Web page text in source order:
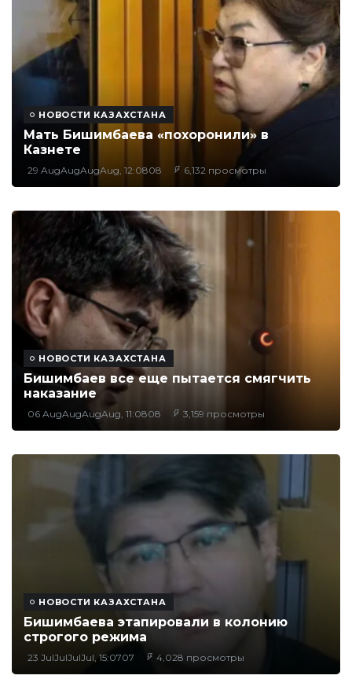
НОВОСТИ КАЗАХСТАНА
Мать Бишимбаева «похоронили» в
Казнете
29 AugAugAugAug, 12:0808 6,132 просмотры
НОВОСТИ КАЗАХСТАНА
Бишимбаев все еще пытается смягчить
наказание
06 AugAugAugAug, 11:0808 3,159 просмотры
НОВОСТИ КАЗАХСТАНА
Бишимбаева этапировали в колонию
строгого режима
23 JulJulJulJul, 15:0707 4,028 просмотры